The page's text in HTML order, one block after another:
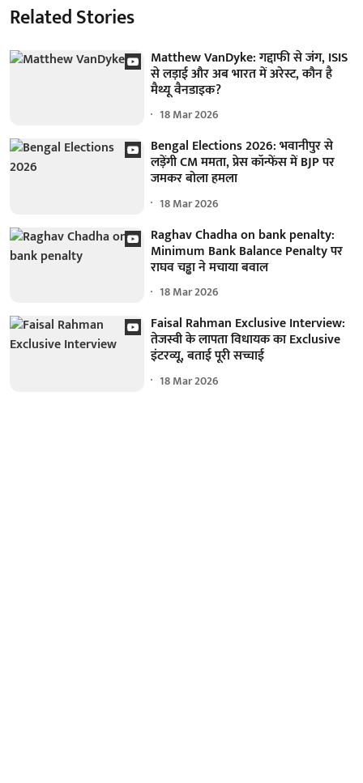
Related Stories
Matthew VanDyke: गद्दाफी से जंग, ISIS
से लड़ाई और अब भारत में अरेस्ट, कौन है
मैथ्यू वैनडाइक?
18 Mar 2026
Bengal Elections 2026: भवानीपुर से
लड़ेंगी CM ममता, प्रेस कॉन्फेंस में BJP पर
जमकर बोला हमला
18 Mar 2026
Raghav Chadha on bank penalty:
Minimum Bank Balance Penalty पर
राघव चड्ढा ने मचाया बवाल
18 Mar 2026
Faisal Rahman Exclusive Interview:
तेजस्वी के लापता विधायक का Exclusive
इंटरव्यू, बताई पूरी सच्चाई
18 Mar 2026